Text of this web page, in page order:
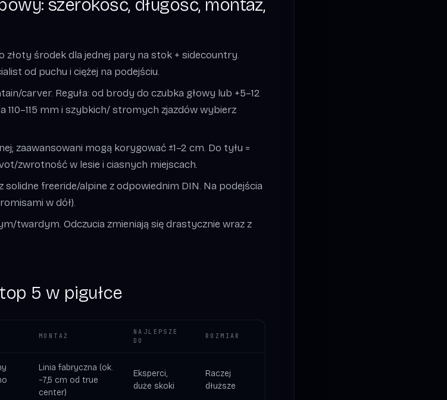
szerokość, długość, montaż,
złoty środek dla jednej pary na stok + sidecountry.
od puchu i ciężej na podejściu.
carver. Reguła: od brody do czubka głowy lub +5–12
mm i szybkich/ stromych zjazdów wybierz
zaawansowani mogą korygować ±1–2 cm. Do tyłu =
zwrotność w lesie i ciasnych miejscach.
solidne freeride/alpine z odpowiednim DIN. Na podejścia
w dół).
twardym. Odczucia zmieniają się drastycznie wraz z
5 w pigułce
MONTAŻ
NAJLEPSZE
DO
ROZMIAR
Linia fabryczna (ok.
−7,5 cm od true
center)
Eksperci,
duże skoki
Raczej
dłuższe